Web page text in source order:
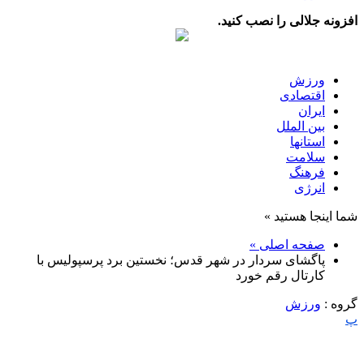
افزونه جلالی را نصب کنید.
ورزش
اقتصادی
ایران
بین الملل
استانها
سلامت
فرهنگ
انرژی
شما اینجا هستید »
صفحه اصلی »
پاگشای سردار در شهر قدس؛ نخستین برد پرسپولیس با
کارتال رقم خورد
گروه : ورزش
پ